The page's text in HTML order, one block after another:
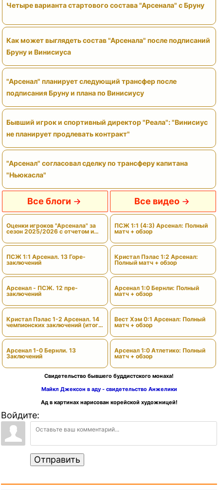
Четыре варианта стартового состава "Арсенала" с Бруну
Как может выглядеть состав "Арсенала" после подписаний
Бруну и Винисиуса
"Арсенал" планирует следующий трансфер после
подписания Бруну и плана по Винисиусу
Бывший игрок и спортивный директор "Реала": "Винисиус
не планирует продлевать контракт"
"Арсенал" согласовал сделку по трансферу капитана
"Ньюкасла"
Все блоги
Оценки игроков "Арсенала" за
сезон 2025/2026 с отчетом и
ПСЖ 1:1 Арсенал. 13 Горе-
заключений
Арсенал - ПСЖ. 12 пре-
заключений
Кристал Пэлас 1-2 Арсенал. 14
чемпионских заключений (итоги
Арсенал 1-0 Бернли. 13
Заключений
Все видео
ПСЖ 1:1 (4:3) Арсенал: Полный
матч + обзор
Кристал Пэлас 1:2 Арсенал:
Полный матч + обзор
Арсенал 1:0 Бернли: Полный
матч + обзор
Вест Хэм 0:1 Арсенал: Полный
матч + обзор
Арсенал 1:0 Атлетико: Полный
матч + обзор
Свидетельство бывшего буддистского монаха!
Майкл Джексон в аду - свидетельство Анжелики
Ад в картинах нарисован корейской художницей!
Войдите:
Отправить